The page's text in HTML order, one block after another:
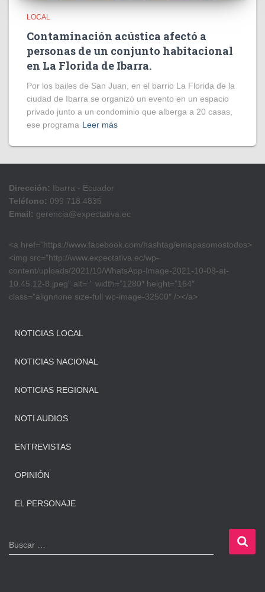
LOCAL
Contaminación acústica afectó a
personas de un conjunto habitacional
en La Florida de Ibarra.
Por los bailes de San Juan, en el barrio La Florida de la
ciudad de Ibarra se organizó un evento en un espacio
privado junto a un condominio que alberga a 20 casas,
ese programa Leer más
Dirección: Ibarra - Ecuador
Teléfono: 099 718 4835
Email: gerencia@expectativa.ec
<a href=”https://www.facebook.com/hashtag/emapasomostodos>
<img src=”http://www.expectativa.ec/wp-
content/uploads/2021/10/WhatsApp-Image-2021-10-08-at-
10.45.12-8.jpeg” alt=”” width=”1280″ height=”164″
class=”alignnone size-full wp-image-32500″ /></a>
NOTICIAS LOCAL
NOTICIAS NACIONAL
NOTICIAS REGIONAL
NOTI AUDIOS
ENTREVISTAS
OPINIÓN
EL PERSONAJE
B
u
Buscar …